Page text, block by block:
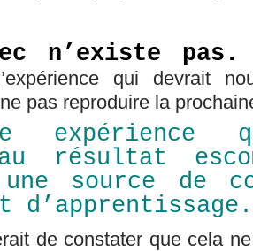
n’existe
qui devrait
pas reproduire la
expérience
résultat
source de
d’apprentissage.
de constater que cela